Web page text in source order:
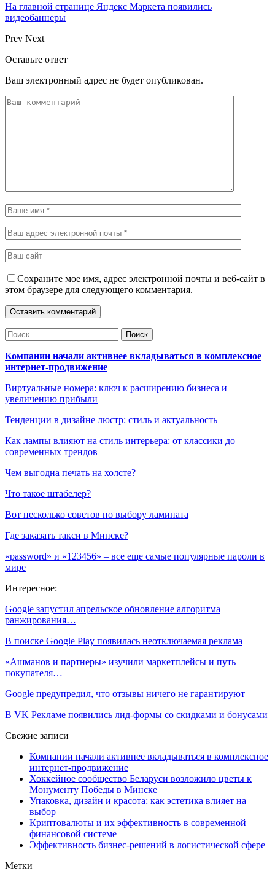
На главной странице Яндекс Маркета появились
видеобаннеры
Prev Next
Оставьте ответ
Ваш электронный адрес не будет опубликован.
Сохраните мое имя, адрес электронной почты и веб-сайт в
этом браузере для следующего комментария.
Компании начали активнее вкладываться в комплексное
интернет-продвижение
Виртуальные номера: ключ к расширению бизнеса и
увеличению прибыли
Тенденции в дизайне люстр: стиль и актуальность
Как лампы влияют на стиль интерьера: от классики до
современных трендов
Чем выгодна печать на холсте?
Что такое штабелер?
Вот несколько советов по выбору ламината
Где заказать такси в Минске?
«password» и «123456» – все еще самые популярные пароли в
мире
Интересное:
Google запустил апрельское обновление алгоритма
ранжирования…
В поиске Google Play появилась неотключаемая реклама
«Ашманов и партнеры» изучили маркетплейсы и путь
покупателя…
Google предупредил, что отзывы ничего не гарантируют
В VK Рекламе появились лид-формы со скидками и бонусами
Свежие записи
Компании начали активнее вкладываться в комплексное
интернет-продвижение
Хоккейное сообщество Беларуси возложило цветы к
Монументу Победы в Минске
Упаковка, дизайн и красота: как эстетика влияет на
выбор
Криптовалюты и их эффективность в современной
финансовой системе
Эффективность бизнес-решений в логистической сфере
Метки